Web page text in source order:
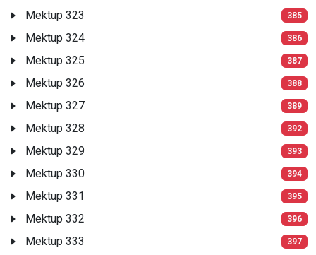
Mektup 323 385
Mektup 324 386
Mektup 325 387
Mektup 326 388
Mektup 327 389
Mektup 328 392
Mektup 329 393
Mektup 330 394
Mektup 331 395
Mektup 332 396
Mektup 333 397